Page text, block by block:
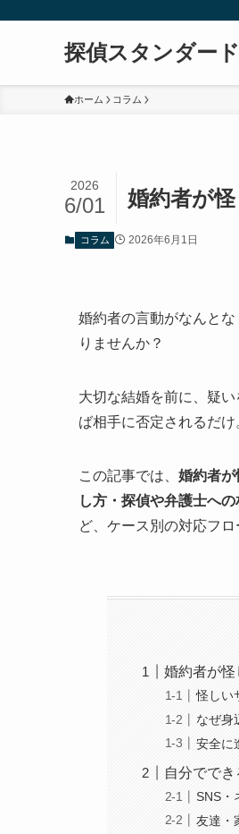
探偵スタンダード
ホーム コラム
婚約者が
2026
6/01
コラム 2026年6月1日
婚約者の言動がなんと
りませんか？
大切な結婚を前に、疑
ば相手に否定されるだ
この記事では、 婚約者が
し方・探偵や弁護士へ
ど、ケース別の対応フ
婚約者が
怪しい
なぜ身
安全に
自分でで
SNS・
友達・